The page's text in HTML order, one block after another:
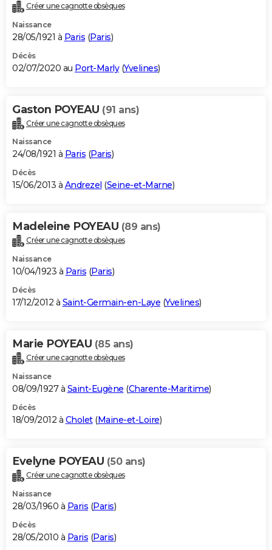
Créer une cagnotte obsèques
Naissance
28/05/1921 à Paris (Paris)
Décès
02/07/2020 au Port-Marly(Yvelines)
Gaston POYEAU (91 ans)
Créer une cagnotte obsèques
Naissance
24/08/1921 à Paris (Paris)
Décès
15/06/2013 à Andrezel (Seine-et-Marne)
Madeleine POYEAU (89 ans)
Créer une cagnotte obsèques
Naissance
10/04/1923 à Paris (Paris)
Décès
17/12/2012 à Saint-Germain-en-Laye (Yvelines)
Marie POYEAU (85 ans)
Créer une cagnotte obsèques
Naissance
08/09/1927 à Saint-Eugène (Charente-Maritime)
Décès
18/09/2012 à Cholet(Maine-et-Loire)
Evelyne POYEAU (50 ans)
Créer une cagnotte obsèques
Naissance
28/03/1960 à Paris (Paris)
Décès
28/05/2010 à Paris (Paris)